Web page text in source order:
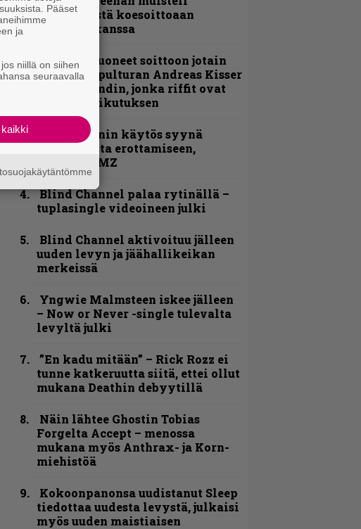
ensimmäistä koesoittoaan
hevijätin kanssa
”He ovat tuoneet soittoon jotain
uutta” – Sepulturan Andreas Kisser
nimeää bändin, jonka riffit ovat
tehneet vaikutuksen
Sid Wilsonin käytös syynä
Slipknotista erottamiseen,
raportoi TMZ
Blind Channel palaa rytinällä –
tuplasingle videoineen julki
Blind Channel aktivoituu jälleen
uuden levyn ja jäähallikeikan
merkeissä
Yngwie Malmsteen iskee jälleen
– Now or Never -single tulevalta
levyltä julki
”En kadu mitään” – Rick Rozz ei
tunne katkeruutta siitä, ettei ollut
mukana Deathin debyytillä
Näin lähtee Ghostin Tobias
Forgelta Accept – menossa
mukana myös Anthrax- ja Korn-
miehistöä
Kokoonpanonsa uudistanut Sleep
tiedottaa uudesta levystä, julkaisi
myös uuden maistiaisen
Pääset
ja
niillä on siihen
seuraavalla